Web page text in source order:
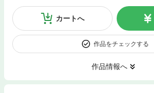
カートへ
作品をチェックする
作品情報へ